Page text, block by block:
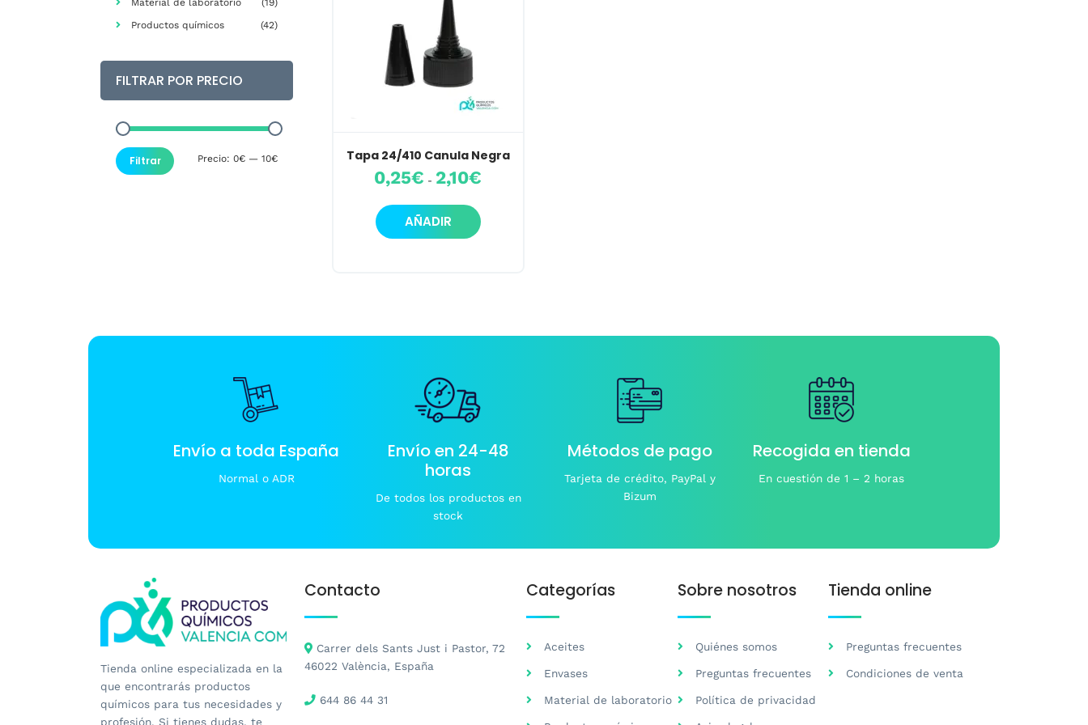
Tapa 24/410 Canula Negra
0,25€ - 2,10€
AÑADIR
Este
producto
se
la
de
Productos químicos
(42)
FILTRAR POR PRECIO
Precio
Precio
Filtrar Precio: 0€— 10€
Envío a toda España
Normal o ADR
Envío en 24-48
horas
De todos los productos en
stock
Métodos de pago
Tarjeta de crédito, PayPal y
Bizum
Recogida en tienda
En cuestión de 1 – 2 horas
Tienda online especializada en la
que encontrarás productos
químicos para tus necesidades y
profesión. Si tienes dudas, te
Contacto
Carrer dels Sants Just i Pastor, 72
46022 València, España
644 86 44 31
Categorías
Aceites
Envases
Material de laboratorio
Sobre nosotros
Quiénes somos
Preguntas frecuentes
Política de privacidad
Tienda online
Preguntas frecuentes
Condiciones de venta